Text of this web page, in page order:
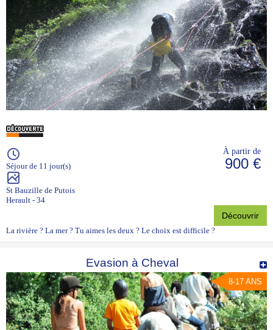
Séjour de 11 jour(s)
St Bauzille de Putois
Herault - 34
À partir de
900 €
Découvrir
La rivière ? La mer ? Tu aimes les deux ? Le choix est difficile ?
Evasion à Cheval
8-17 ANS